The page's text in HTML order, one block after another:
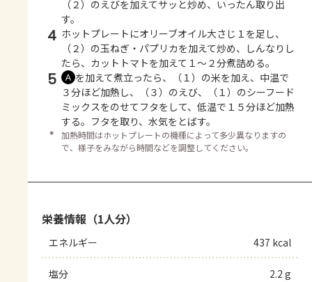
（２）のえびを加えてサッと炒め、いったん取り出
す。
4 ホットプレートにオリーブオイル大さじ１を足し、
（２）の玉ねぎ・パプリカを加えて炒め、しんなりし
たら、カットトマトを加えて１～２分煮詰める。
5 Ａ を加えて煮立ったら、（１）の米を加え、中温で
３分ほど加熱し、（３）のえび、（１）のシーフード
ミックスをのせてフタをして、低温で１５分ほど加熱
する。フタを取り、水気をとばす。
＊
加熱時間はホットプレートの機種によって多少異なりますの
で、様子をみながら時間などを調整してください。
栄養情報（1人分）
エネルギー 437 kcal
塩分 2.2 g